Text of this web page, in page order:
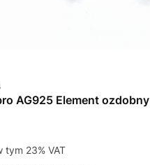
AG925 Element ozdobny
tym %s VAT
tym 23% VAT